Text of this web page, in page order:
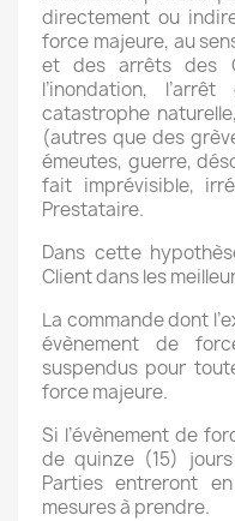
directement ou
force majeure, au
et des arrêts des
l’inondation,
catastrophe
(autres que des
émeutes, guerre,
fait imprévisible,
Prestataire.
Dans cette
Client dans les
La commande dont
évènement de
suspendus pour
force majeure.
Si l’évènement de
de quinze (15)
Parties entreront
mesures à prendre.